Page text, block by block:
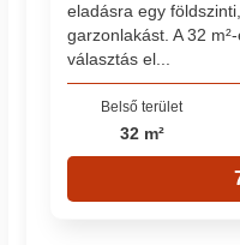
eladásra egy
garzonlakást. A 32
választás el...
Belső terület
32 m²